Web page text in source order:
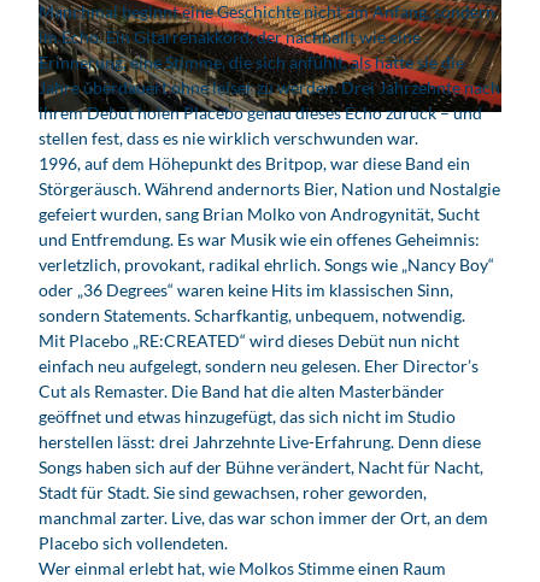
© ©Scarlet Page
© QUARTERBACK Immobilien ARENA
Manchmal beginnt eine Geschichte nicht am Anfang, sondern
im Echo. Ein Gitarrenakkord, der nachhallt wie eine
Erinnerung, eine Stimme, die sich anfühlt, als hätte sie die
Jahre überdauert ohne leiser zu werden. Drei Jahrzehnte nach
ihrem Debüt holen Placebo genau dieses Echo zurück – und
stellen fest, dass es nie wirklich verschwunden war.
1996, auf dem Höhepunkt des Britpop, war diese Band ein
Störgeräusch. Während andernorts Bier, Nation und Nostalgie
gefeiert wurden, sang Brian Molko von Androgynität, Sucht
und Entfremdung. Es war Musik wie ein offenes Geheimnis:
verletzlich, provokant, radikal ehrlich. Songs wie „Nancy Boy“
oder „36 Degrees“ waren keine Hits im klassischen Sinn,
sondern Statements. Scharfkantig, unbequem, notwendig.
Mit Placebo „RE:CREATED“ wird dieses Debüt nun nicht
einfach neu aufgelegt, sondern neu gelesen. Eher Director’s
Cut als Remaster. Die Band hat die alten Masterbänder
geöffnet und etwas hinzugefügt, das sich nicht im Studio
herstellen lässt: drei Jahrzehnte Live-Erfahrung. Denn diese
Songs haben sich auf der Bühne verändert, Nacht für Nacht,
Stadt für Stadt. Sie sind gewachsen, roher geworden,
manchmal zarter. Live, das war schon immer der Ort, an dem
Placebo sich vollendeten.
Wer einmal erlebt hat, wie Molkos Stimme einen Raum